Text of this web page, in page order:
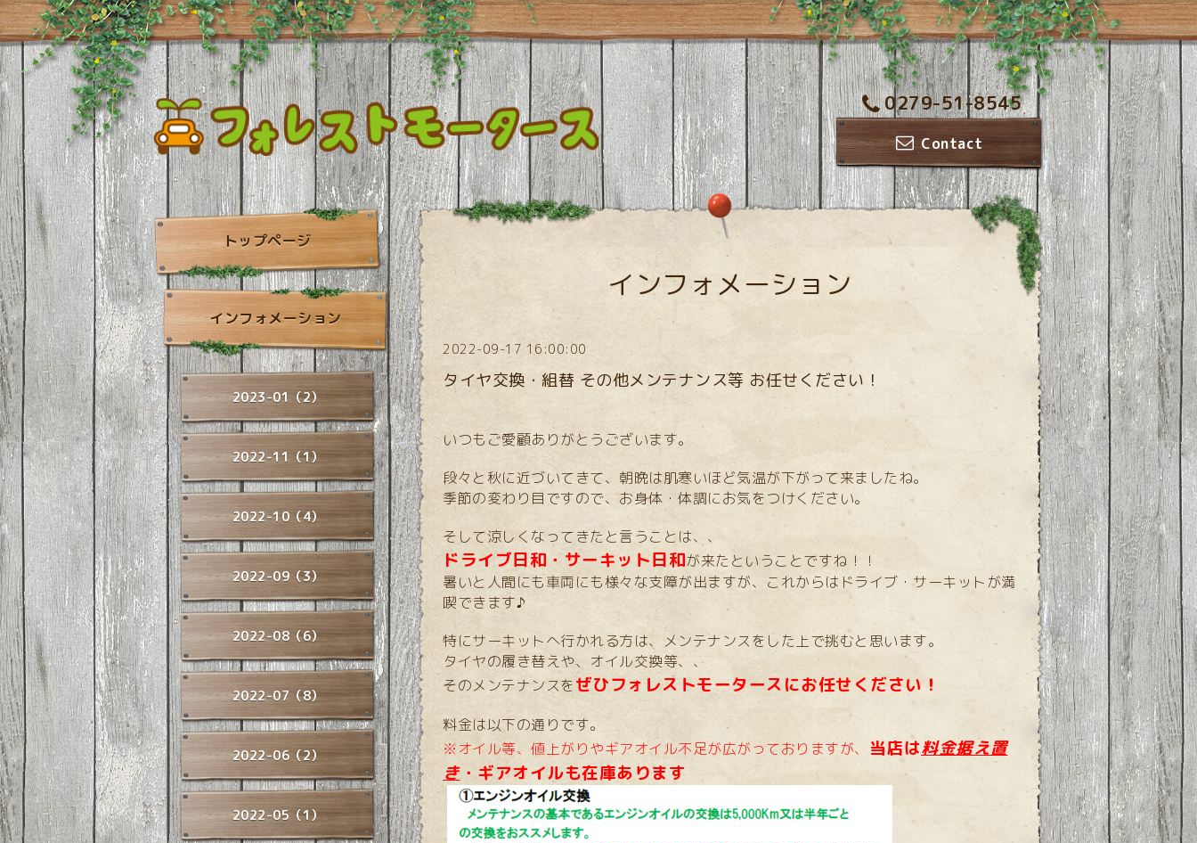
0279-51-8545
Contact
インフォメーション
2022-09-17 16:00:00
タイヤ交換・組替 その他メンテナンス等 お任せください！
いつもご愛顧ありがとうございます。
段々と秋に近づいてきて、朝晩は肌寒いほど気温が下がって来ましたね。
季節の変わり目ですので、お身体・体調にお気をつけください。
そして涼しくなってきたと言うことは、、
ドライブ日和・サーキット日和が来たということですね！！
暑いと人間にも車両にも様々な支障が出ますが、 これからはドライブ・サーキットが満
喫できます♪
特にサーキットへ行かれる方は、メンテナンスをした上で挑むと思います。
タイヤの履き替えや、オイル交換等、、
そのメンテナンスをぜひフォレストモータースにお任せください！
料金は以下の通りです。
※オイル等、値上がりやギアオイル不足が広がっておりますが、
当店は料金据え置
き・ギアオイルも在庫あります
トップページ
インフォメーション
2023-01（2）
2022-11（1）
2022-10（4）
2022-09（3）
2022-08（6）
2022-07（8）
2022-06（2）
2022-05（1）